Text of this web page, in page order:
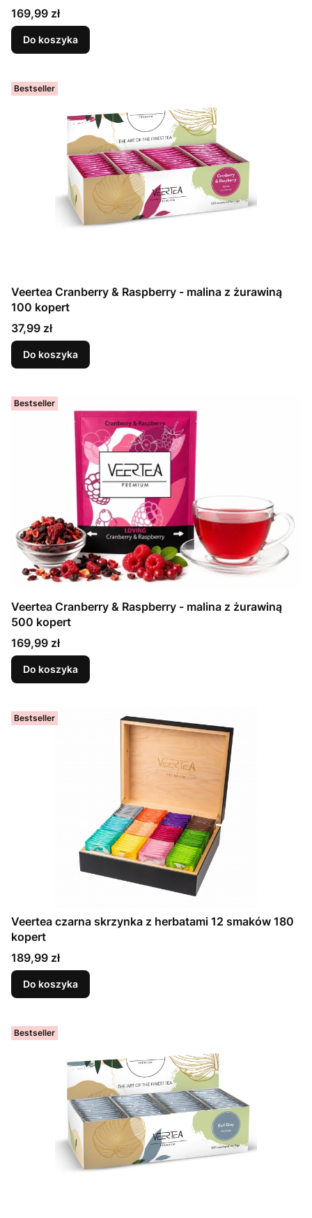
Cena
169,99 zł
Do koszyka
Bestseller
Veertea Cranberry & Raspberry - malina z żurawiną
100 kopert
Cena
37,99 zł
Do koszyka
Bestseller
Veertea Cranberry & Raspberry - malina z żurawiną
500 kopert
Cena
169,99 zł
Do koszyka
Bestseller
Veertea czarna skrzynka z herbatami 12 smaków 180
kopert
Cena
189,99 zł
Do koszyka
Bestseller